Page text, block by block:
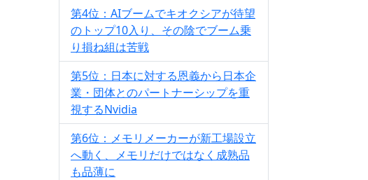
第4位：AIブームでキオクシアが待望
のトップ10入り、その陰でブーム乗
り損ね組は苦戦
第5位：日本に対する恩義から日本企
業・団体とのパートナーシップを重
視するNvidia
第6位：メモリメーカーが新工場設立
へ動く、メモリだけではなく成熟品
も品薄に